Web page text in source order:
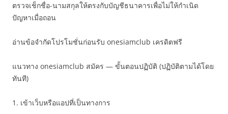
ตรวจเช็กชื่อ-นามสกุลให้ตรงกับบัญชีธนาคารเพื่อไม่ให้กำเนิด
ปัญหาเมื่อถอน
อ่านข้อจำกัดโปรโมชั่นก่อนรับ onesiamclub เครดิตฟรี
แนวทาง onesiamclub สมัคร — ขั้นตอนปฏิบัติ (ปฏิบัติตามได้โดย
ทันที)
1. เข้าเว็บหรือแอปที่เป็นทางการ